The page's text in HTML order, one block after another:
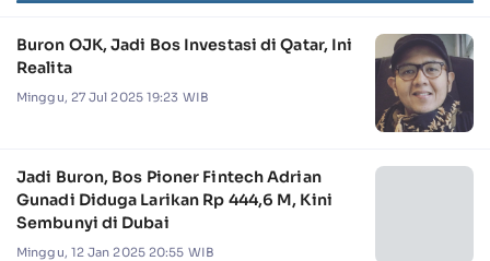
Buron OJK, Jadi Bos Investasi di Qatar, Ini
Realita
Minggu, 27 Jul 2025 19:23 WIB
Jadi Buron, Bos Pioner Fintech Adrian
Gunadi Diduga Larikan Rp 444,6 M, Kini
Sembunyi di Dubai
Minggu, 12 Jan 2025 20:55 WIB